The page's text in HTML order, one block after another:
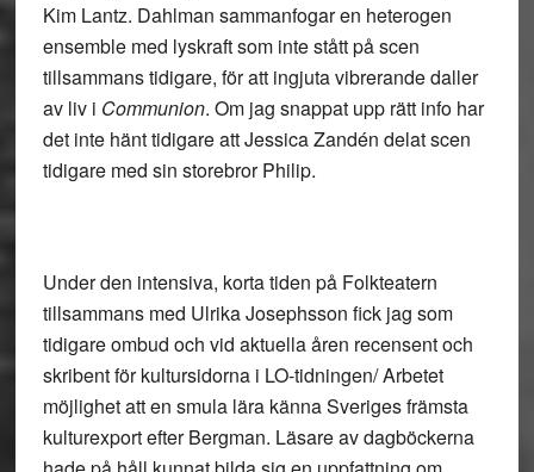
Kim Lantz. Dahlman sammanfogar en heterogen
ensemble med lyskraft som inte stått på scen
tillsammans tidigare, för att ingjuta vibrerande daller
av liv i Communion. Om jag snappat upp rätt info har
det inte hänt tidigare att Jessica Zandén delat scen
tidigare med sin storebror Philip.
Under den intensiva, korta tiden på Folkteatern
tillsammans med Ulrika Josephsson fick jag som
tidigare ombud och vid aktuella åren recensent och
skribent för kultursidorna i LO-tidningen/ Arbetet
möjlighet att en smula lära känna Sveriges främsta
kulturexport efter Bergman. Läsare av dagböckerna